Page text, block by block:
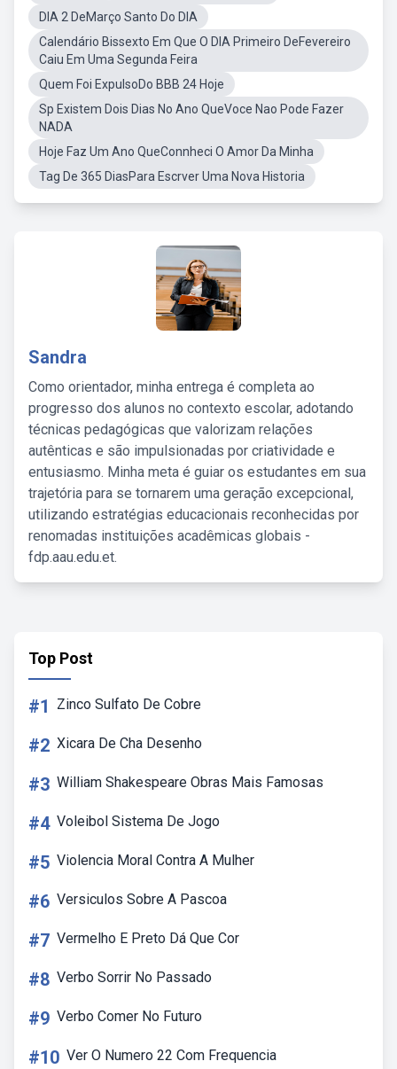
DIA 2 DeMarço Santo Do DIA
Calendário Bissexto Em Que O DIA Primeiro DeFevereiro
Caiu Em Uma Segunda Feira
Quem Foi ExpulsoDo BBB 24 Hoje
Sp Existem Dois Dias No Ano QueVoce Nao Pode Fazer
NADA
Hoje Faz Um Ano QueConnheci O Amor Da Minha
Tag De 365 DiasPara Escrver Uma Nova Historia
Sandra
Como orientador, minha entrega é completa ao
progresso dos alunos no contexto escolar, adotando
técnicas pedagógicas que valorizam relações
autênticas e são impulsionadas por criatividade e
entusiasmo. Minha meta é guiar os estudantes em sua
trajetória para se tornarem uma geração excepcional,
utilizando estratégias educacionais reconhecidas por
renomadas instituições acadêmicas globais -
fdp.aau.edu.et.
Top Post
#1 Zinco Sulfato De Cobre
#2 Xicara De Cha Desenho
#3 William Shakespeare Obras Mais Famosas
#4 Voleibol Sistema De Jogo
#5 Violencia Moral Contra A Mulher
#6 Versiculos Sobre A Pascoa
#7 Vermelho E Preto Dá Que Cor
#8 Verbo Sorrir No Passado
#9 Verbo Comer No Futuro
#10 Ver O Numero 22 Com Frequencia